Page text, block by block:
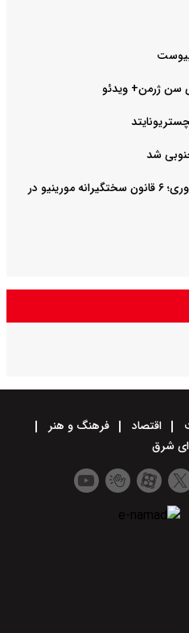
سن ژرمن+ ویدئو
شد
از رژیم غذایی تا کنترل تمرین و ریکاوری؛ ۶ قانون سختگیرانه مورینیو در
اقتصاد
فرهنگ و هنر
شرق